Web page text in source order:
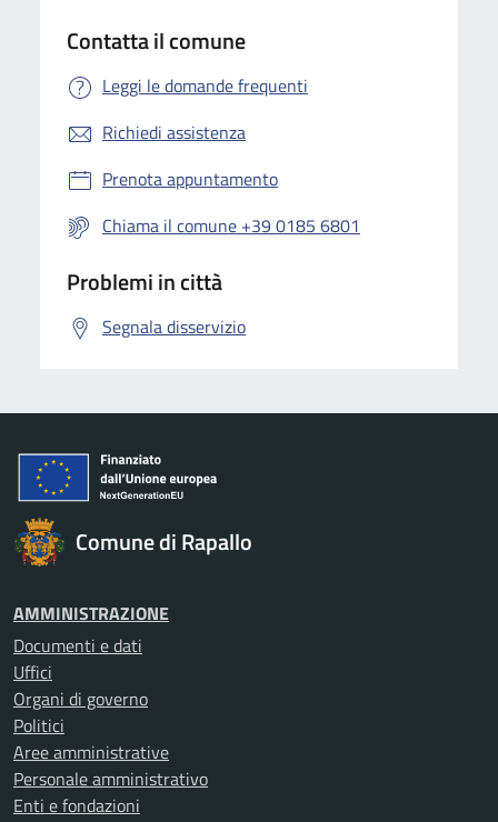
Contatta il comune
Leggi le domande frequenti
Richiedi assistenza
Prenota appuntamento
Chiama il comune +39 0185 6801
Problemi in città
Segnala disservizio
Comune di Rapallo
AMMINISTRAZIONE
Documenti e dati
Uffici
Organi di governo
Politici
Aree amministrative
Personale amministrativo
Enti e fondazioni